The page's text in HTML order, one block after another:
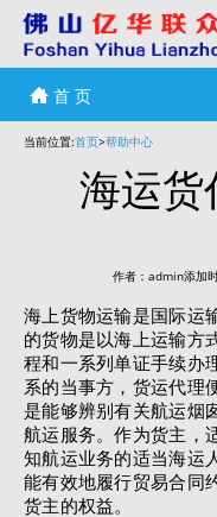
首 页
当前位置:首页>帮助中心
海运货
作者：admin添加
海上货物运输是国际运
的货物是以海上运输方
程和一系列单证手续办
系的当事方，货运代理
是能够辨别有关航运烟
航运服务。作为货主，
知航运业务的适当海运
能有效地履行贸易合同
货主的权益。